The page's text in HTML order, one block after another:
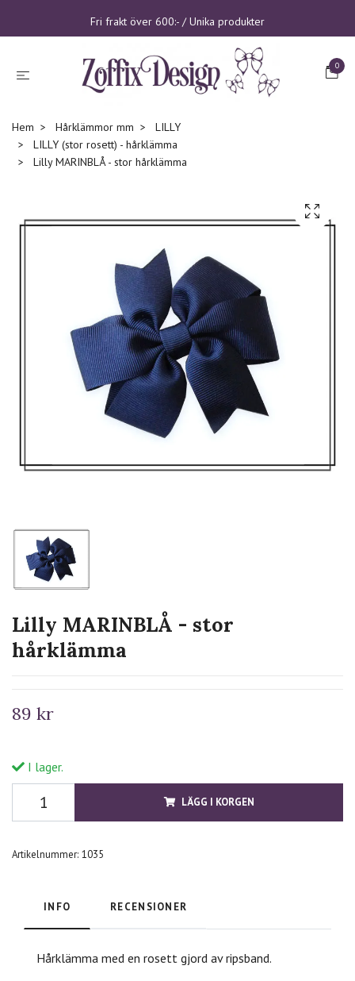
Fri frakt över 600:- / Unika produkter
0
Hem Hårklämmor mm
LILLY
LILLY (stor rosett) - hårklämma
Lilly MARINBLÅ - stor hårklämma
Lilly MARINBLÅ - stor
hårklämma
89 kr
I lager.
LÄGG I KORGEN
Artikelnummer: 1035
INFO RECENSIONER
Hårklämma med en rosett gjord av ripsband.